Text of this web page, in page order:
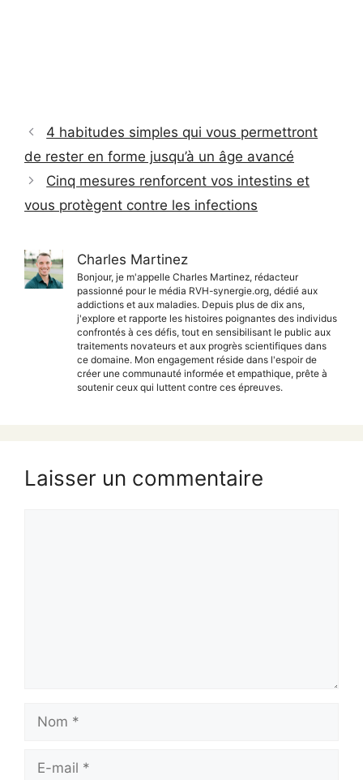
4 habitudes simples qui vous permettront
de rester en forme jusqu’à un âge avancé
Cinq mesures renforcent vos intestins et
vous protègent contre les infections
Charles Martinez
Bonjour, je m'appelle Charles Martinez, rédacteur
passionné pour le média RVH-synergie.org, dédié aux
addictions et aux maladies. Depuis plus de dix ans,
j'explore et rapporte les histoires poignantes des individus
confrontés à ces défis, tout en sensibilisant le public aux
traitements novateurs et aux progrès scientifiques dans
ce domaine. Mon engagement réside dans l'espoir de
créer une communauté informée et empathique, prête à
soutenir ceux qui luttent contre ces épreuves.
Laisser un commentaire
Nom